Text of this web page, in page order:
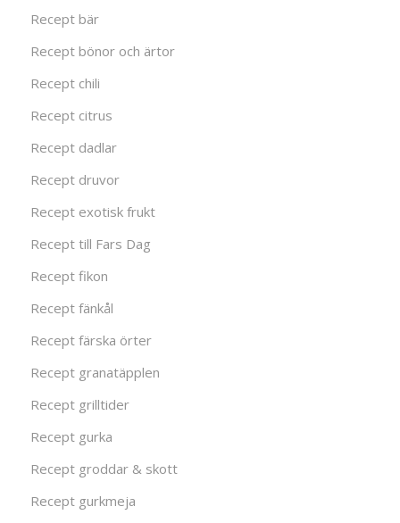
Recept bär
Recept bönor och ärtor
Recept chili
Recept citrus
Recept dadlar
Recept druvor
Recept exotisk frukt
Recept till Fars Dag
Recept fikon
Recept fänkål
Recept färska örter
Recept granatäpplen
Recept grilltider
Recept gurka
Recept groddar & skott
Recept gurkmeja